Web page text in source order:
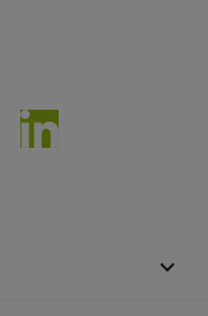
InstagramLinkedIn
